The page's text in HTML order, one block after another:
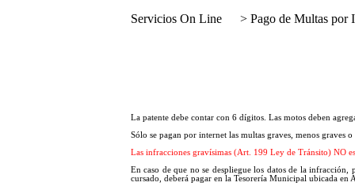
Servicios On Line > Pago de Multas por
La patente debe contar con 6 dígitos. Las motos deben
Sólo se pagan por internet las multas graves, menos graves o
Las infracciones gravísimas (Art. 199 Ley de Tránsito) NO
En caso de que no se despliegue los datos de la
cursado, deberá pagar en la Tesorería Municipal ubicada en